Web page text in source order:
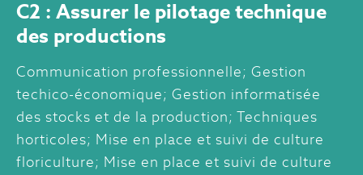
C2 : Assurer le pilotage technique
des productions
Communication professionnelle; Gestion
techico-économique; Gestion informatisée
des stocks et de la production; Techniques
horticoles; Mise en place et suivi de culture
floriculture; Mise en place et suivi de culture